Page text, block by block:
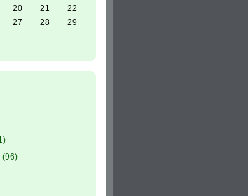
20 21
22
27 28
29
(96)